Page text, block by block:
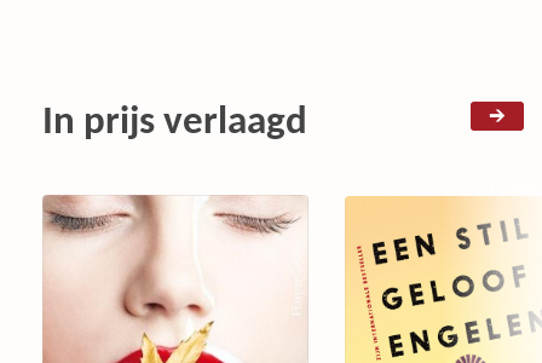
In prijs verlaagd